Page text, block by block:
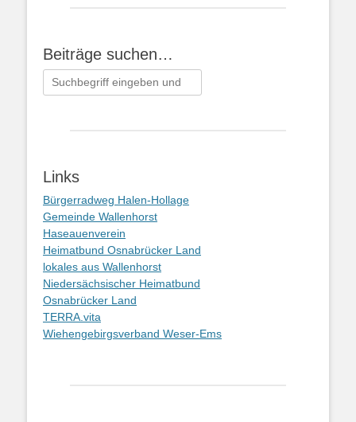
Beiträge suchen…
Suchen
nach:
Links
Bürgerradweg Halen-Hollage
Gemeinde Wallenhorst
Haseauenverein
Heimatbund Osnabrücker Land
lokales aus Wallenhorst
Niedersächsischer Heimatbund
Osnabrücker Land
TERRA.vita
Wiehengebirgsverband Weser-Ems